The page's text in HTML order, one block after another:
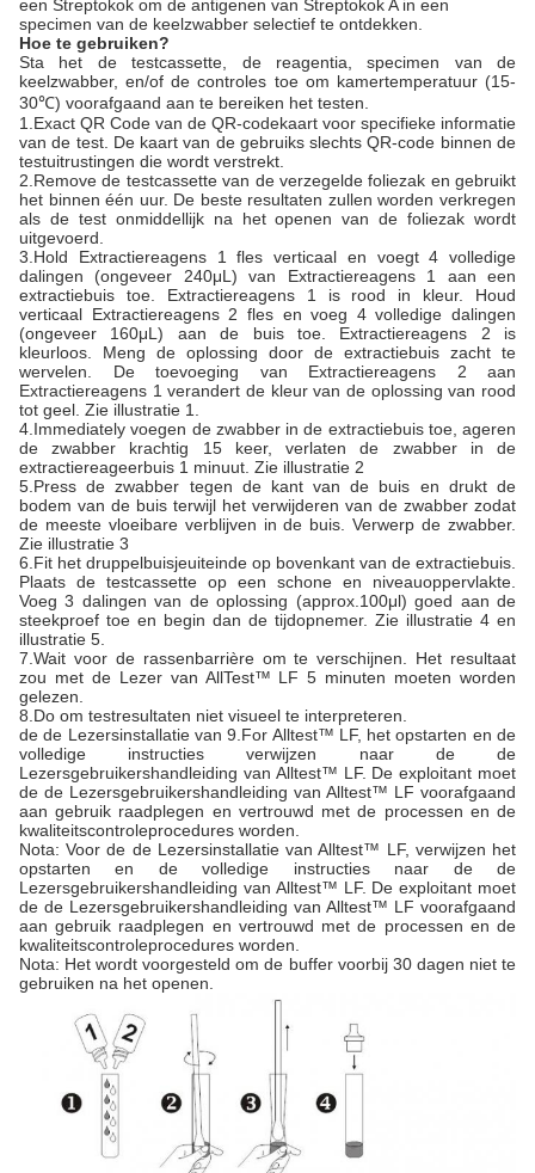
een Streptokok om de antigenen van Streptokok A in een
specimen van de keelzwabber selectief te ontdekken.
Hoe te gebruiken?
Sta het de testcassette, de reagentia, specimen van de
keelzwabber, en/of de controles toe om kamertemperatuur (15-
30℃) voorafgaand aan te bereiken het testen.
1.Exact QR Code van de QR-codekaart voor specifieke informatie
van de test. De kaart van de gebruiks slechts QR-code binnen de
testuitrustingen die wordt verstrekt.
2.Remove de testcassette van de verzegelde foliezak en gebruikt
het binnen één uur. De beste resultaten zullen worden verkregen
als de test onmiddellijk na het openen van de foliezak wordt
uitgevoerd.
3.Hold Extractiereagens 1 fles verticaal en voegt 4 volledige
dalingen (ongeveer 240μL) van Extractiereagens 1 aan een
extractiebuis toe. Extractiereagens 1 is rood in kleur. Houd
verticaal Extractiereagens 2 fles en voeg 4 volledige dalingen
(ongeveer 160μL) aan de buis toe. Extractiereagens 2 is
kleurloos. Meng de oplossing door de extractiebuis zacht te
wervelen. De toevoeging van Extractiereagens 2 aan
Extractiereagens 1 verandert de kleur van de oplossing van rood
tot geel. Zie illustratie 1.
4.Immediately voegen de zwabber in de extractiebuis toe, ageren
de zwabber krachtig 15 keer, verlaten de zwabber in de
extractiereageerbuis 1 minuut. Zie illustratie 2
5.Press de zwabber tegen de kant van de buis en drukt de
bodem van de buis terwijl het verwijderen van de zwabber zodat
de meeste vloeibare verblijven in de buis. Verwerp de zwabber.
Zie illustratie 3
6.Fit het druppelbuisjeuiteinde op bovenkant van de extractiebuis.
Plaats de testcassette op een schone en niveauoppervlakte.
Voeg 3 dalingen van de oplossing (approx.100μl) goed aan de
steekproef toe en begin dan de tijdopnemer. Zie illustratie 4 en
illustratie 5.
7.Wait voor de rassenbarrière om te verschijnen. Het resultaat
zou met de Lezer van AllTest™ LF 5 minuten moeten worden
gelezen.
8.Do om testresultaten niet visueel te interpreteren.
de de Lezersinstallatie van 9.For Alltest™ LF, het opstarten en de
volledige instructies verwijzen naar de de
Lezersgebruikershandleiding van Alltest™ LF. De exploitant moet
de de Lezersgebruikershandleiding van Alltest™ LF voorafgaand
aan gebruik raadplegen en vertrouwd met de processen en de
kwaliteitscontroleprocedures worden.
Nota: Voor de de Lezersinstallatie van Alltest™ LF, verwijzen het
opstarten en de volledige instructies naar de de
Lezersgebruikershandleiding van Alltest™ LF. De exploitant moet
de de Lezersgebruikershandleiding van Alltest™ LF voorafgaand
aan gebruik raadplegen en vertrouwd met de processen en de
kwaliteitscontroleprocedures worden.
Nota: Het wordt voorgesteld om de buffer voorbij 30 dagen niet te
gebruiken na het openen.